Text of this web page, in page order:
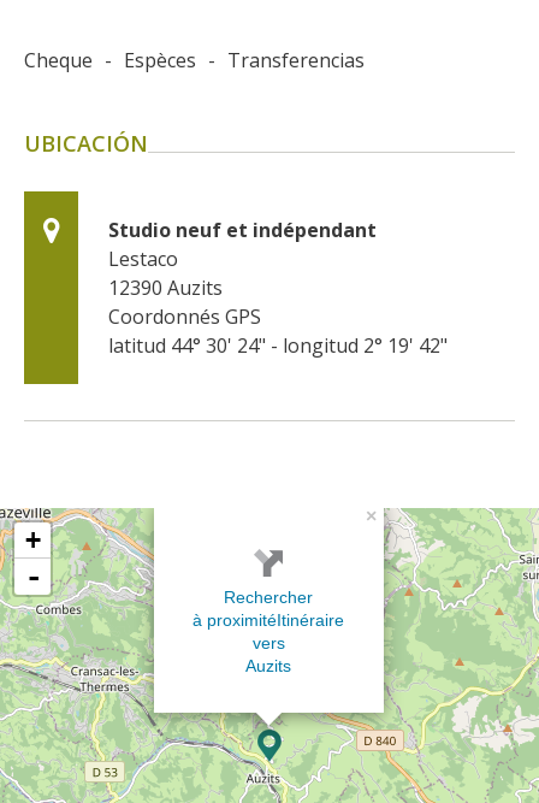
Cheque - Espèces - Transferencias
UBICACIÓN
Studio neuf et indépendant
Lestaco
12390 Auzits
Coordonnés GPS
latitud 44° 30' 24" - longitud 2° 19' 42"
×
Rechercher
à proximitéItinéraire
vers
Auzits
+
-